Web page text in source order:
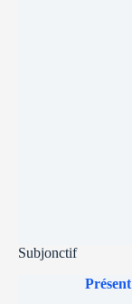
Subjonctif
Présent